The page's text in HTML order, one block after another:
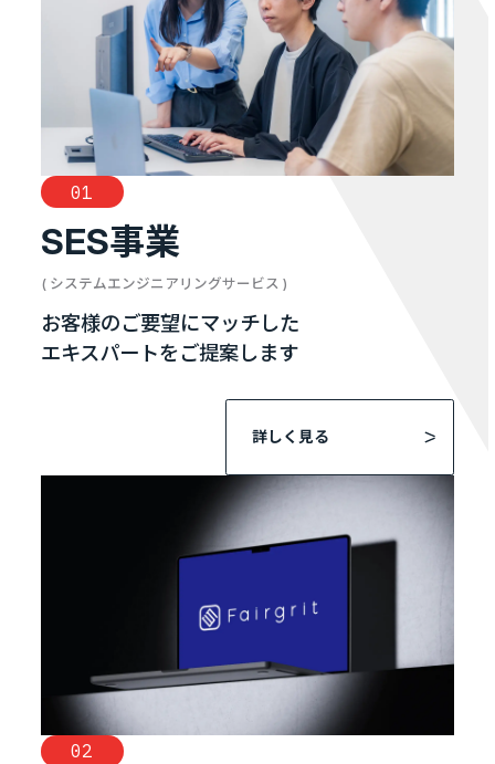
01
SES事業
( システムエンジニアリングサービス )
お客様のご要望にマッチした
エキスパートをご提案します
詳しく見る
02